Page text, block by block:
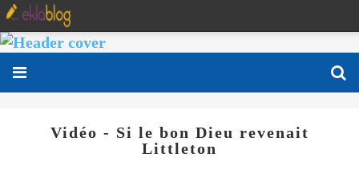
Vidéo - Si le bon Dieu revenait
Littleton